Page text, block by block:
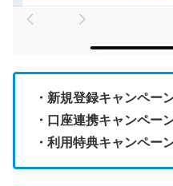
・新規登録キャンペー
・口座連携キャンペー
・利用特典キャンペー